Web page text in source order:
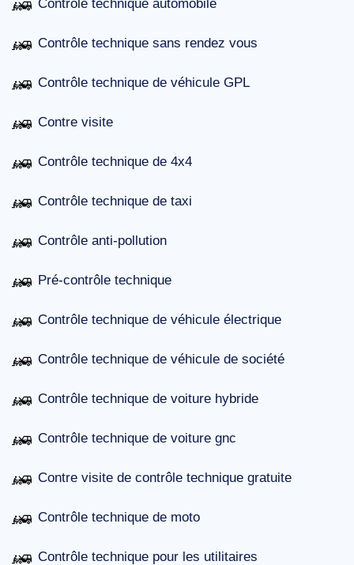
Contrôle technique automobile
Contrôle technique sans rendez vous
Contrôle technique de véhicule GPL
Contre visite
Contrôle technique de 4x4
Contrôle technique de taxi
Contrôle anti-pollution
Pré-contrôle technique
Contrôle technique de véhicule électrique
Contrôle technique de véhicule de société
Contrôle technique de voiture hybride
Contrôle technique de voiture gnc
Contre visite de contrôle technique gratuite
Contrôle technique de moto
Contrôle technique pour les utilitaires